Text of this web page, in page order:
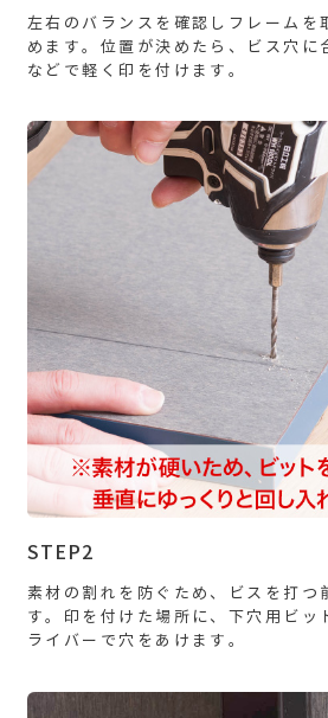
左右のバランスを確認しフレームを
めます。位置が決めたら、ビス穴に
などで軽く印を付けます。
STEP2
素材の割れを防ぐため、ビスを打つ
す。印を付けた場所に、下穴用ビッ
ライバーで穴をあけます。